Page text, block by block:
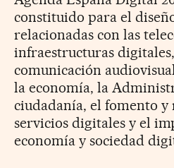
constituido para el
relacionadas con las
infraestructuras
comunicación
la economía, la
ciudadanía, el fomento y
servicios digitales y el
economía y sociedad